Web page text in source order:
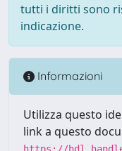
tutti i diritti sono
indicazione.
Informazioni
Utilizza questo
link a questo